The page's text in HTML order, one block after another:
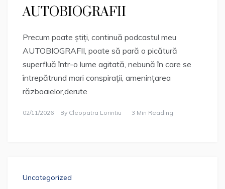
AUTOBIOGRAFII
Precum poate știți, continuă podcastul meu
AUTOBIOGRAFII, poate să pară o picătură
superfluă într-o lume agitată, nebună în care se
întrepătrund mari conspirații, amenințarea
războaielor,derute
02/11/2026 By Cleopatra Lorintiu 3 Min Reading
Uncategorized